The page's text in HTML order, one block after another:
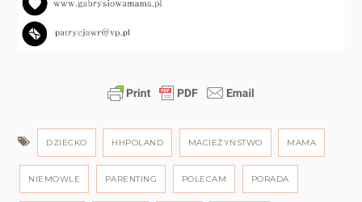
DZIECKO HHPOLAND MACIEŻYŃSTWO MAMA
NIEMOWLE PARENTING POLECAM PORADA